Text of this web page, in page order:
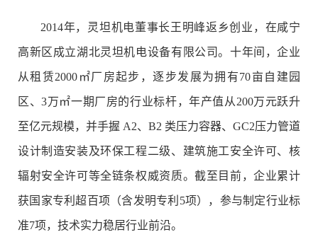
2014年，灵坦机电董事长王明峰返乡创业，在咸宁
高新区成立湖北灵坦机电设备有限公司。十年间，企业
从租赁2000㎡厂房起步，逐步发展为拥有70亩自建园
区、3万㎡一期厂房的行业标杆，年产值从200万元跃升
至亿元规模，并手握 A2、B2 类压力容器、GC2压力管道
设计制造安装及环保工程二级、建筑施工安全许可、核
辐射安全许可等全链条权威资质。截至目前，企业累计
获国家专利超百项（含发明专利5项），参与制定行业标
准7项，技术实力稳居行业前沿。